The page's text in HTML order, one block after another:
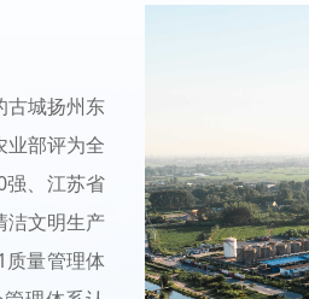
古城扬州东
部评为全
强、江苏省
洁文明生产
质量管理体